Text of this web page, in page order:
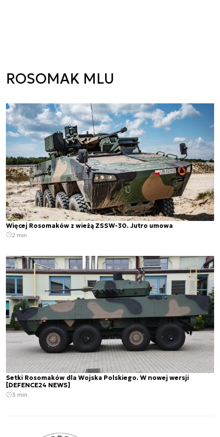
ROSOMAK MLU
Więcej Rosomaków z wieżą ZSSW-30. Jutro umowa
2 min.
Setki Rosomaków dla Wojska Polskiego. W nowej wersji
[DEFENCE24 NEWS]
3 min.